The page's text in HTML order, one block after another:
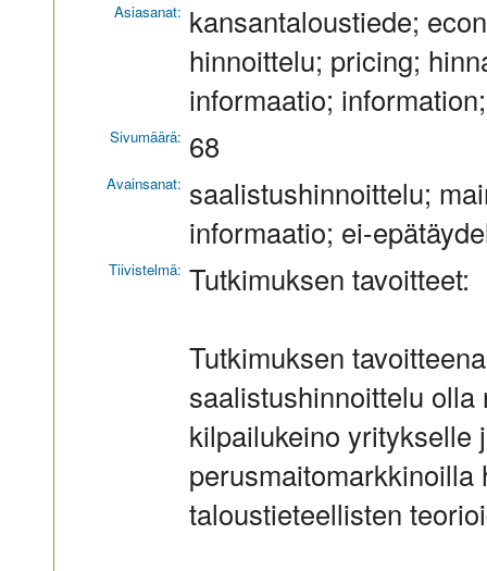
Asiasanat: kansantaloustiede;
hinnoittelu; pricing;
informaatio;
Sivumäärä: 68
Avainsanat: saalistushinnoittelu;
informaatio; ei-
Tiivistelmä: Tutkimuksen tavoitteet:
Tutkimuksen
saalistushinnoittelu
kilpailukeino yritykselle
taloustieteellisten